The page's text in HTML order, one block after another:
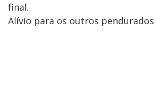
final.
Alívio para os outros pendurados